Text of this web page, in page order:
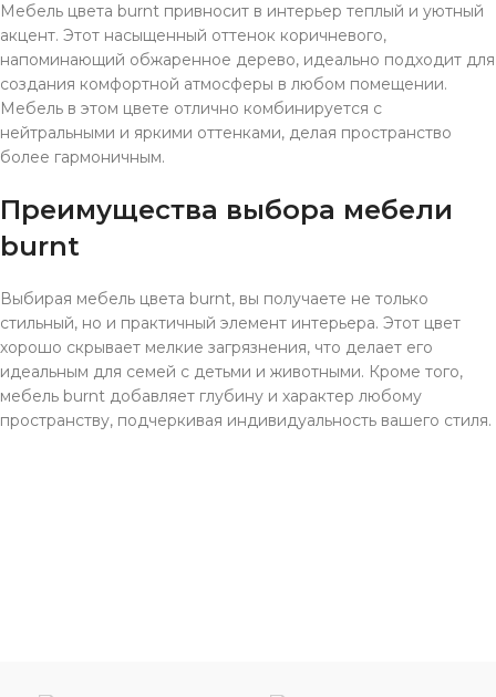
Мебель цвета burnt привносит в интерьер теплый и уютный
акцент. Этот насыщенный оттенок коричневого,
напоминающий обжаренное дерево, идеально подходит для
создания комфортной атмосферы в любом помещении.
Мебель в этом цвете отлично комбинируется с
нейтральными и яркими оттенками, делая пространство
более гармоничным.
Преимущества выбора мебели
burnt
Выбирая мебель цвета burnt, вы получаете не только
стильный, но и практичный элемент интерьера. Этот цвет
хорошо скрывает мелкие загрязнения, что делает его
идеальным для семей с детьми и животными. Кроме того,
мебель burnt добавляет глубину и характер любому
пространству, подчеркивая индивидуальность вашего стиля.